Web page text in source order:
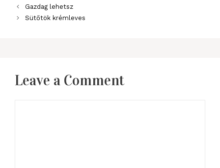
Gazdag lehetsz
Sütőtök krémleves
Leave a Comment